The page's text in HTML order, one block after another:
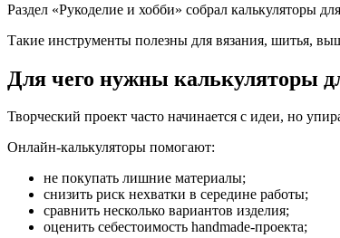
Раздел «Рукоделие и хобби» собрал калькуляторы
Такие инструменты полезны для вязания, шитья,
Для чего нужны калькуляторы
Творческий проект часто начинается с идеи, но
Онлайн-калькуляторы помогают:
не покупать лишние материалы;
снизить риск нехватки в середине работы;
сравнить несколько вариантов изделия;
оценить себестоимость handmade-проекта;